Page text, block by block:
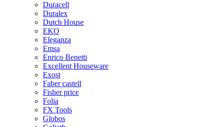
Duracell
Duralex
Dutch House
EKO
Eleganza
Emsa
Enrico Benetti
Excellent Houseware
Exost
Faber castell
Fisher price
Folia
FX Tools
Globos